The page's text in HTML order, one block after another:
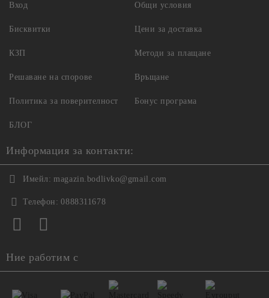
Вход Общи условия
Бисквитки
КЗП
Решаване на спорове
Политика за поверителност
Цени за доставка
Методи за плащане
Връщане
Бонус програма
БЛОГ
Информация за контакти:
Имейл: magazin.bodlivko@gmail.com
Телефон: 0888311678
Ние работим с